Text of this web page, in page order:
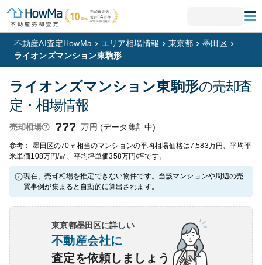
不動産AI査定HowMa エリア相場情報 東京都
墨田区
ライオンズマンション東駒形
ライオンズマンション東駒形の売却査
定・相場情報
売却相場 ??? 万円 (データ集計中)
参考： 墨田区の70㎡相当のマンションの平均相場価格は7,583万円、平均平
米単価108万円/㎡、平均坪単価358万円/坪です。
現在、売却相場を推定できない物件です。当該マンションや周辺の売
買事例が集まると自動的に算出されます。
東京都墨田区に詳しい
不動産会社に
査定を依頼しましょう